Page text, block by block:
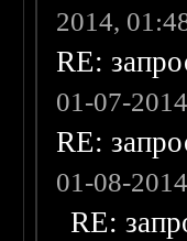
2014,
RE:
01-07-
RE:
01-08-
RE: